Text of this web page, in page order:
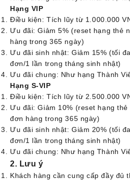
Hạng VIP
Điều kiện: Tích lũy từ 1.000.000
Ưu đãi: Giảm 5% (reset hạng thẻ
hàng trong 365 ngày)
Ưu đãi sinh nhật: Giảm 15% (tối
đơn/1 lần trong tháng sinh nhật)
Ưu đãi chung: Như hạng Thành
Hạng S-VIP
Điều kiện: Tích lũy từ 2.500.000
Ưu đãi: Giảm 10% (reset hạng
đơn hàng trong 365 ngày)
Ưu đãi sinh nhật: Giảm 20% (tối
đơn/1 lần trong tháng sinh nhật)
Ưu đãi chung: Như hạng Thành
2. Lưu ý
Khách hàng cần cung cấp đầy đủ